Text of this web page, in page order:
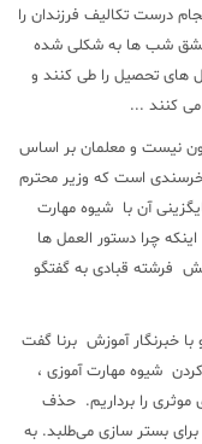
درست تکالیف فرزندان را
مشق شب ها به شکلی شده
های تحصیل را طی کنند و
کنند ...
نیست و معلمان بر اساس
است که وزیر محترم
آن با شیوه مهارت
اینکه چرا دستور العمل ها
فرشته قبادی به گفتگو
خبرنگار آموزش برنا گفت
شیوه مهارت آموزی ،
موثری را برداریم. حذف
بستر سازی می‌طلبد. به